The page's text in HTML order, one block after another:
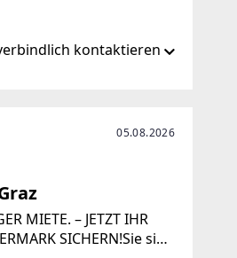
kontaktieren
05.08.2026
MIETE. – JETZT IHR
SICHERN!Sie sind